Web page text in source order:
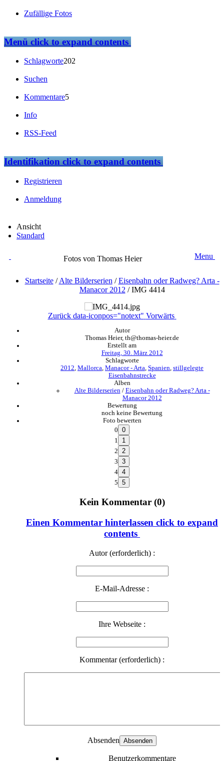
Zufällige Fotos
Menüclick to expand contents
Schlagworte202
Suchen
Kommentare5
Info
RSS-Feed
Identifikationclick to expand contents
Registrieren
Anmeldung
Ansicht
Standard
Fotos von Thomas Heier Menu
Startseite/Alte Bilderserien /Eisenbahn oder Radweg? Arta -
Manacor 2012 /IMG 4414
Zurück data-iconpos="notext" Vorwärts
Autor
Thomas Heier, th@thomas-heier.de
Erstellt am
Freitag, 30. März 2012
Schlagworte
2012 Mallorca Manacor - Arta Spanien stillgelegte
Eisenbahnstrecke
Alben
Alte Bilderserien / Eisenbahn oder Radweg? Arta -
Manacor 2012
Bewertung
noch keine Bewertung
Foto bewerten
0
1
2
3
4
5
Kein Kommentar (0)
Einen Kommentar hinterlassen click to expand
contents
Autor (erforderlich) :
E-Mail-Adresse :
Ihre Webseite :
Kommentar (erforderlich) :
Absenden
Benutzerkommentare